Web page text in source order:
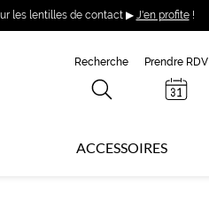
les lentilles de contact ▶ J'en profite!
Recherche Prendre RDV
ACCESSOIRES